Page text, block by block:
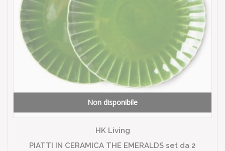
Non disponibile
HK Living
PIATTI IN CERAMICA THE EMERALDS set da 2